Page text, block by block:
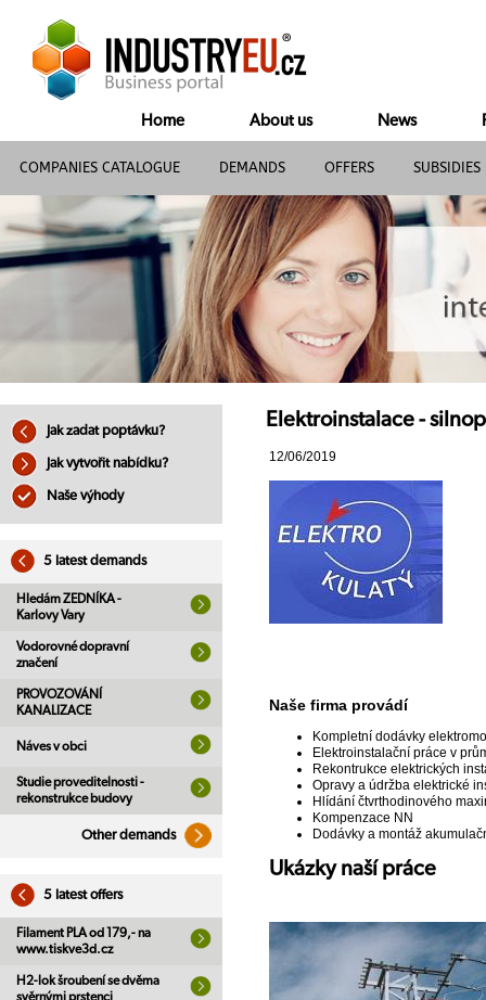
Home About us News
COMPANIES CATALOGUE DEMANDS OFFERS SUBSIDIES
Jak zadat poptávku?
Jak vytvořit nabídku?
Naše výhody
5 latest demands
Hledám ZEDNÍKA -
Karlovy Vary
Vodorovné dopravní
značení
PROVOZOVÁNÍ
KANALIZACE
Náves v obci
Studie proveditelnosti -
rekonstrukce budovy
Other demands
5 latest offers
Filament PLA od 179,- na
www.tiskve3d.cz
H2-lok šroubení se dvěma
svěrnými prstenci
Elektroinstalace -
12/06/2019
Naše firma provádí
Kompletní dodávky
Elektroinstalační práce v
Rekontrukce elektrických
Opravy a údržba elektrické
Hlídání čtvrthodinového
Kompenzace NN
Dodávky a montáž
Ukázky naší práce